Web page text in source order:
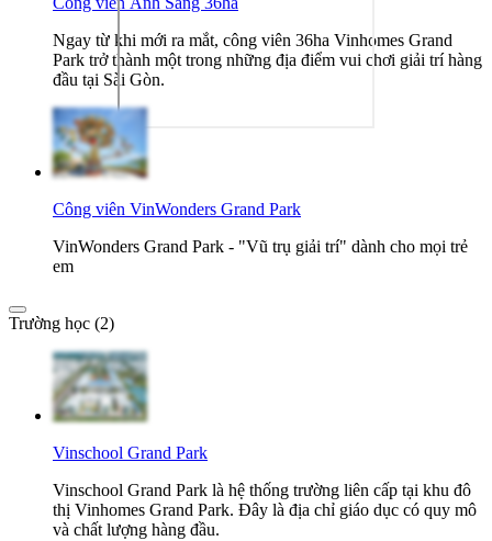
Ngay từ khi mới ra mắt, công viên 36ha Vinhomes Grand
Park trở thành một trong những địa điểm vui chơi giải trí hàng
đầu tại Sài Gòn.
Công viên VinWonders Grand Park
VinWonders Grand Park - "Vũ trụ giải trí" dành cho mọi trẻ
em
Trường học (2)
Vinschool Grand Park
Vinschool Grand Park là hệ thống trường liên cấp tại khu đô
thị Vinhomes Grand Park. Đây là địa chỉ giáo dục có quy mô
và chất lượng hàng đầu.